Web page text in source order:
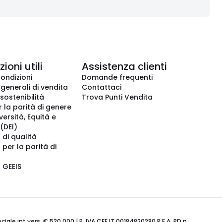
utili
di vendita
la parità di genere
Equità e
qualità
per la parità di
Assistenza clienti
Domande frequenti
Contattaci
Trova Punti Vendita